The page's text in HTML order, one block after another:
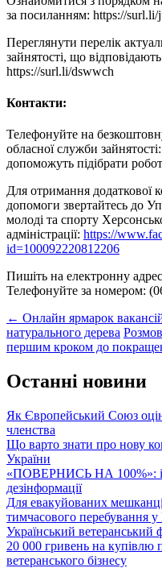
за посиланням: https://
Переглянути перелік
зайнятості, що
https://surl.li/dswwch
Контакти:
Телефонуйте на
обласної служби
допоможуть підібрати
Для отримання додаткової
допомоги звертайтесь до
молоді та спорту
адміністрації: https://
id=100092220812206
Пишіть на електронну
Телефонуйте за номером:
Post
navigation
← Онлайн ярмарок
натурального дерева
першим кроком до
Останні новини
Як Європейський Союз
членства
Що варто знати про нову
України
«ПОВЕРНИСЬ НА 100%»:
дезінформації
Для евакуйованих
тимчасового перебування
Український ветеранський
20 000 гривень на купівлю
ветеранського бізнесу